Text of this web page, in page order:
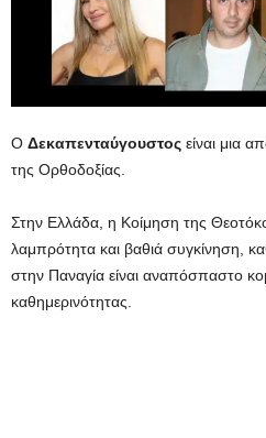
Ο Δεκαπενταύγουστος είναι μια
της Ορθοδοξίας.
Στην Ελλάδα, η Κοίμηση της Θεοτόκου
λαμπρότητα και βαθιά συγκίνηση,
στην Παναγία είναι αναπόσπαστο
καθημερινότητας.